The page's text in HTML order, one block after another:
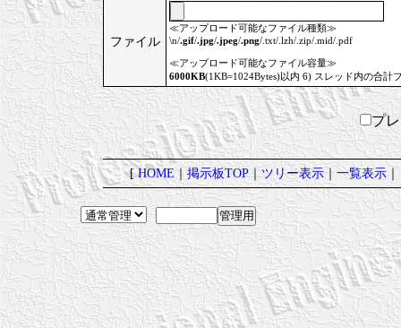
ファイル
≪アップロード可能なファイル種類≫
\n/.gif/.jpg/.jpeg/.png/.txt/.lzh/.zip/.mid/.pdf
≪アップロード可能なファイル容量≫
6000KB(1KB=1024Bytes)以内 6) スレッド内の合計
プ
[HOME｜掲示板TOP｜ツリー表示｜一覧表示｜